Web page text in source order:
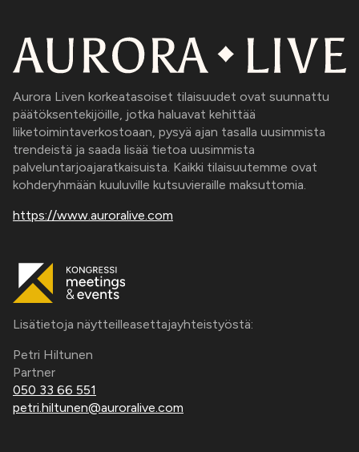
Aurora Liven korkeatasoiset tilaisuudet ovat suunnattu
päätöksentekijöille, jotka haluavat kehittää
liiketoimintaverkostoaan, pysyä ajan tasalla uusimmista
trendeistä ja saada lisää tietoa uusimmista
palveluntarjoajaratkaisuista. Kaikki tilaisuutemme ovat
kohderyhmään kuuluville kutsuvieraille maksuttomia.
https://www.auroralive.com
Lisätietoja näytteilleasettajayhteistyöstä:
Petri Hiltunen
Partner
050 33 66 551
petri.hiltunen@auroralive.com